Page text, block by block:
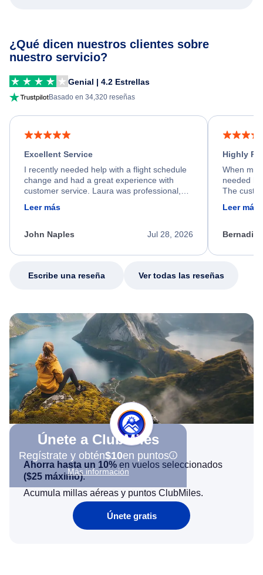
¿Qué dicen nuestros clientes sobre
nuestro servicio?
Genial | 4.2 Estrellas
Basado en 34,320 reseñas
Excellent Service
I recently needed help with a flight schedule
change and had a great experience with
customer service. Laura was professional,
friendly, and very helpful throughout the
process. She quickly found a solution and
appreciate her excellent service.
Leer más
Jul 28, 2026
John Naples
Highly
When my
needed
The
calm,
my issue.
Leer más
Escribe una reseña Ver todas las reseñas
Únete a ClubMiles
Regístrate y obtén$10en puntos
Más información
Ahorra hasta un 10% en vuelos seleccionados
($25 máximo).
Acumula millas aéreas y puntos ClubMiles.
Únete gratis